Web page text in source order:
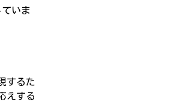
いま
するた
えする